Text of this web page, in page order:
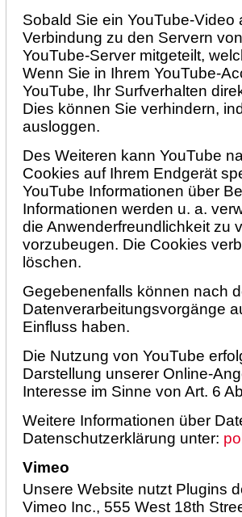
Sobald Sie ein YouTube-
Verbindung zu den Servern
YouTube-Server mitgeteilt,
Wenn Sie in Ihrem YouTube-
YouTube, Ihr Surfverhalten
Dies können Sie verhindern,
ausloggen.
Des Weiteren kann YouTube
Cookies auf Ihrem Endgerät
YouTube Informationen über
Informationen werden u. a.
die Anwenderfreundlichkeit zu
vorzubeugen. Die Cookies
löschen.
Gegebenenfalls können nach
Datenverarbeitungsvorgänge
Einfluss haben.
Die Nutzung von YouTube
Darstellung unserer Online-
Interesse im Sinne von Art. 6
Weitere Informationen über
Datenschutzerklärung unter:
Vimeo
Unsere Website nutzt Plugins
Vimeo Inc., 555 West 18th